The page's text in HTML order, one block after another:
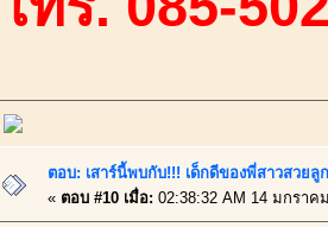
ตอบ: เสาร์นี้พบกับ!!! เด็กดีของพี่สาวสวยลู
« ตอบ #10 เมื่อ: 02:38:32 AM 14 มกราค